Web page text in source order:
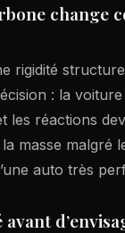
change
rigidité
: la
les réactions
masse malgré
auto très